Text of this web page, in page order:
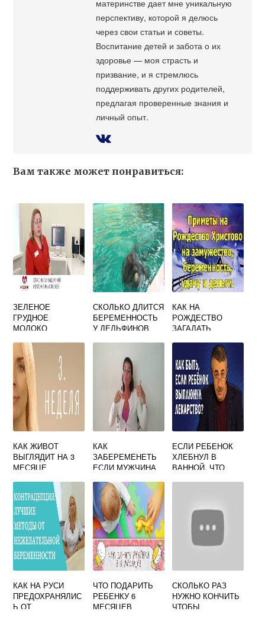
материнстве дает мне уникальную
перспективу, которой я делюсь
через свои статьи и советы.
Воспитание детей и забота о их
здоровье — моя страсть и
призвание, и я стремлюсь
поддерживать других родителей,
предлагая проверенные знания и
личный опыт.
Вам также может понравиться:
ЗЕЛЕНОЕ
ГРУДНОЕ
МОЛОКО
СКОЛЬКО ДЛИТСЯ
БЕРЕМЕННОСТЬ
У ДЕЛЬФИНОВ
КАК НА
РОЖДЕСТВО
ЗАГАДАТЬ
КАК ЖИВОТ
ВЫГЛЯДИТ НА 3
МЕСЯЦЕ
КАК
ЗАБЕРЕМЕНЕТЬ
ЕСЛИ МУЖЧИНА
ЕСЛИ РЕБЕНОК
ХЛЕБНУЛ В
ВАННОЙ. ЧТО
КАК НА РУСИ
ПРЕДОХРАНЯЛИС
Ь ОТ
ЧТО ПОДАРИТЬ
РЕБЕНКУ 6
МЕСЯЦЕВ
СКОЛЬКО РАЗ
НУЖНО КОНЧИТЬ
ЧТОБЫ